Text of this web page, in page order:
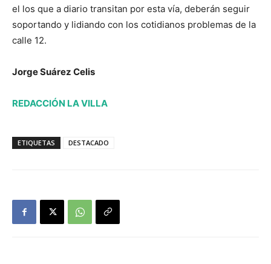
el los que a diario transitan por esta vía, deberán seguir
soportando y lidiando con los cotidianos problemas de la
calle 12.
Jorge Suárez Celis
REDACCIÓN LA VILLA
ETIQUETAS DESTACADO